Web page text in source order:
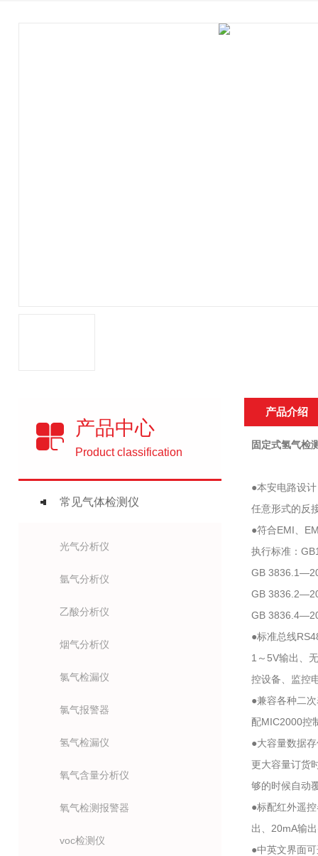
产品中心
Product classification
常见气体检测仪
光气分析仪
氩气分析仪
乙酸分析仪
烟气分析仪
氯气检漏仪
氯气报警器
氢气检漏仪
氧气含量分析仪
氧气检测报警器
voc检测仪
产品介绍
固定式氢气检
●本安电路设
任意形式的反
●符合EMI、
执行标准：
GB
GB
GB
●标准总线
1～5V输出、
控设备、监控
●兼容各种二
配MIC2000控
●大容量数据
更大容量订货
够的时候自动
●标配红外遥
出、20mA输
●中英文界面